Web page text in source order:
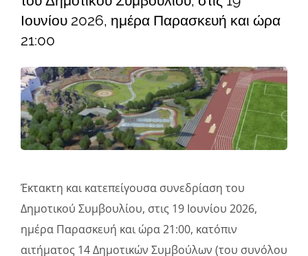
Φάκελοι
Νέα – Ανακοινώσεις
Αναζήτηση
για:
Πολιτική Απορρήτου
Ιουνίου 2026, ημέρα Παρασκευή και ώρα
21:00
Έκτακτη και κατεπείγουσα συνεδρίαση του
Δημοτικού Συμβουλίου, στις 19 Ιουνίου 2026,
ημέρα Παρασκευή και ώρα 21:00, κατόπιν
αιτήματος 14 Δημοτικών Συμβούλων (του συνόλου